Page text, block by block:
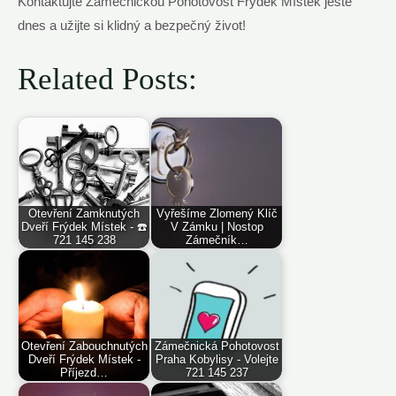
dnes a užijte si klidný a bezpečný život!
Related Posts:
Otevření Zamknutých
Dveří Frýdek Místek - ☎️
721 145 238
Vyřešíme Zlomený Klíč
V Zámku | Nostop
Zámečník…
Otevření Zabouchnutých
Dveří Frýdek Místek -
Příjezd…
Zámečnická Pohotovost
Praha Kobylisy - Volejte
721 145 237